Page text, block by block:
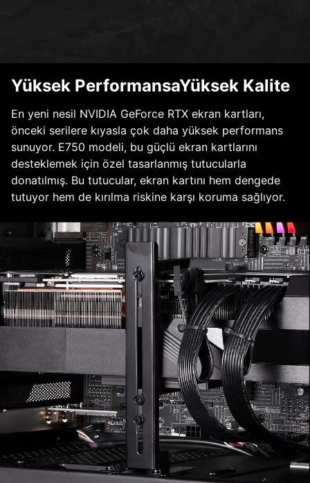
Yüksek PerformansaYüksek Kalite
En yeni nesil NVIDIA GeForce RTX ekran kartları,
önceki serilere kıyasla çok daha yüksek performans
sunuyor. E750 modeli, bu güçlü ekran kartlarını
desteklemek için özel tasarlanmış tutucularla
donatılmış. Bu tutucular, ekran kartını hem dengede
tutuyor hem de kırılma riskine karşı koruma sağlıyor.